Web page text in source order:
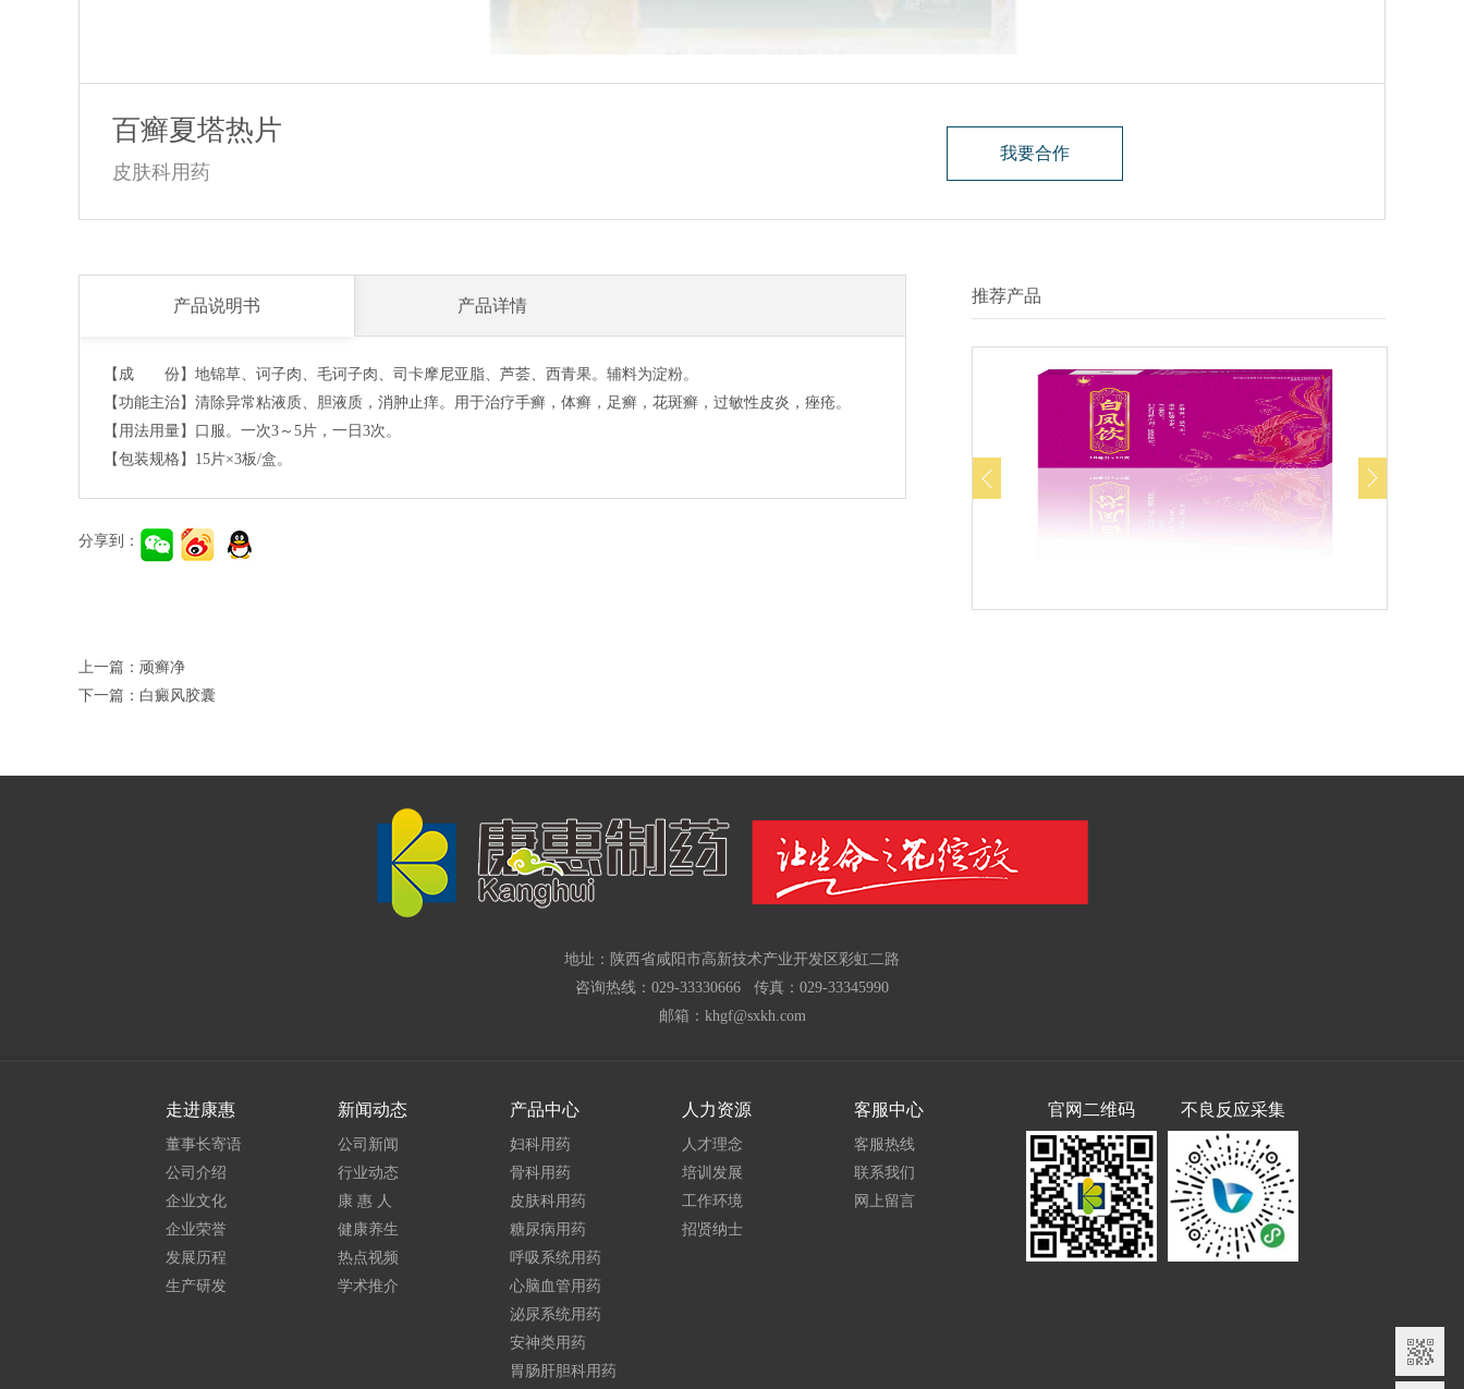
百癣夏塔热片
皮肤科用药
我要合作
产品说明书 产品详情
【成 份】地锦草、诃子肉、毛诃子肉、司卡摩尼亚脂、芦荟、西青果。辅料为淀粉。
【功能主治】清除异常粘液质、胆液质，消肿止痒。用于治疗手癣，体癣，足癣，花斑癣，过敏性皮炎，痤疮。
【用法用量】口服。一次3～5片，一日3次。
【包装规格】15片×3板/盒。
分享到：
推荐产品
上一篇： 顽癣净
下一篇： 白癜风胶囊
地址：陕西省咸阳市高新技术产业开发区彩虹二路
咨询热线：029-33330666 传真：029-33345990
邮箱：khgf@sxkh.com
走进康惠
董事长寄语
公司介绍
企业文化
企业荣誉
发展历程
生产研发
新闻动态
公司新闻
行业动态
康 惠 人
健康养生
热点视频
学术推介
产品中心
妇科用药
骨科用药
皮肤科用药
糖尿病用药
呼吸系统用药
心脑血管用药
泌尿系统用药
安神类用药
胃肠肝胆科用药
人力资源
人才理念
培训发展
工作环境
招贤纳士
客服中心
客服热线
联系我们
网上留言
官网二维码 不良反应采集